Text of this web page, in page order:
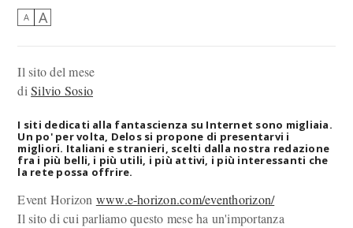
A A
Il sito del mese
diSilvio Sosio
I siti dedicati alla fantascienza su Internet sono migliaia.
Un po' per volta, Delos si propone di presentarvi i
migliori. Italiani e stranieri, scelti dalla nostra redazione
fra i più belli, i più utili, i più attivi, i più interessanti che
la rete possa offrire.
Event Horizon www.e-horizon.com/eventhorizon/
Il sito di cui parliamo questo mese ha un'importanza